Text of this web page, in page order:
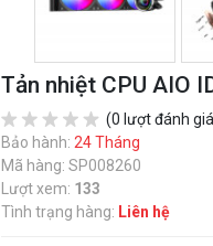
Tản nhiệt CPU AIO
(0 lượt đánh
Bảo hành: 24 Tháng
Mã hàng: SP008260
Lượt xem: 133
Tình trạng hàng: Liên hệ